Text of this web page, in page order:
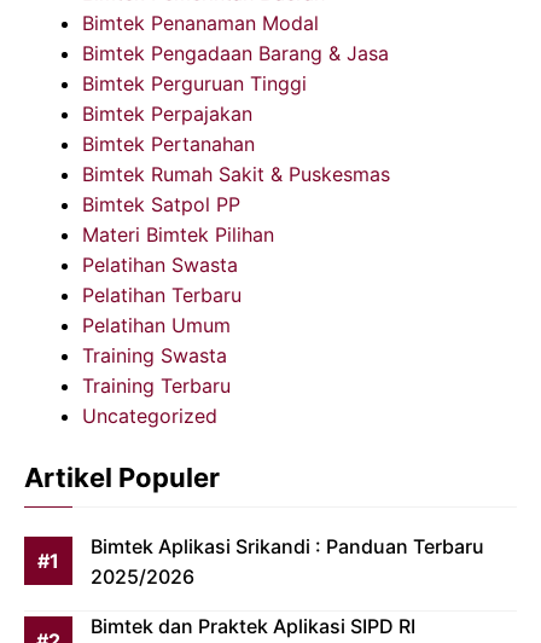
Bimtek Penanaman Modal
Bimtek Pengadaan Barang & Jasa
Bimtek Perguruan Tinggi
Bimtek Perpajakan
Bimtek Pertanahan
Bimtek Rumah Sakit & Puskesmas
Bimtek Satpol PP
Materi Bimtek Pilihan
Pelatihan Swasta
Pelatihan Terbaru
Pelatihan Umum
Training Swasta
Training Terbaru
Uncategorized
Artikel Populer
Bimtek Aplikasi Srikandi : Panduan Terbaru
2025/2026
Bimtek dan Praktek Aplikasi SIPD RI